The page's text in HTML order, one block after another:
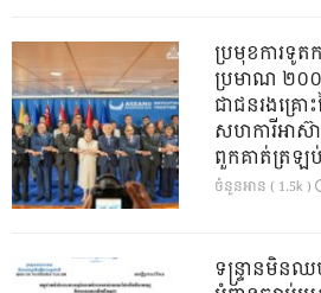
ប្រមុខការទូត
ប្រមាណ ២០០
ជាជនរងគ្រោះ
សហការីអាស៊ា
ពួកគាត់ត្រឡ
ចំនួនអាន ( 1.5k )
ទន្ទ្រានមិនឈប់